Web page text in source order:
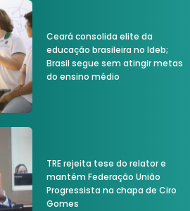
Ceará consolida elite da
educação brasileira no Ideb;
Brasil segue sem atingir metas
do ensino médio
TRE rejeita tese do relator e
mantém Federação União
Progressista na chapa de Ciro
Gomes